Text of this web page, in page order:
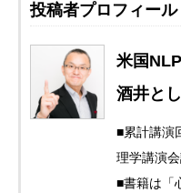
投稿者プロフィール
米国
酒井と
■累計講演
理学講演会
■書籍は「